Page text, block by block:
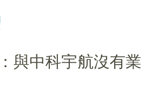
與中科宇航沒有業